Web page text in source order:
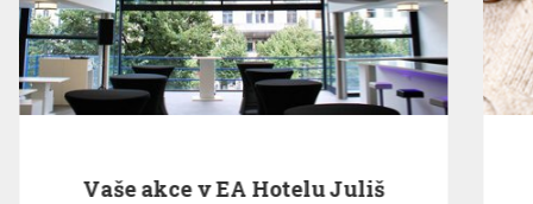
Zaplaťte nyní a UŠETŘETE 10%